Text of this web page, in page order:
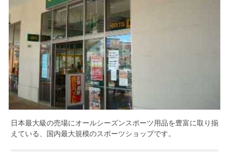
日本最大級の売場にオールシーズンスポーツ用品を豊富に取り揃
えている、国内最大規模のスポーツショップです。